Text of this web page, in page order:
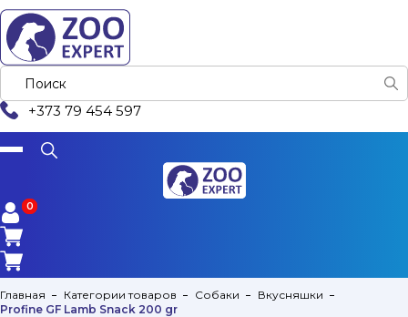
+373 79 454 597
0
0
Главная Категории товаров Собаки
Вкусняшки
Profine GF Lamb Snack 200 gr